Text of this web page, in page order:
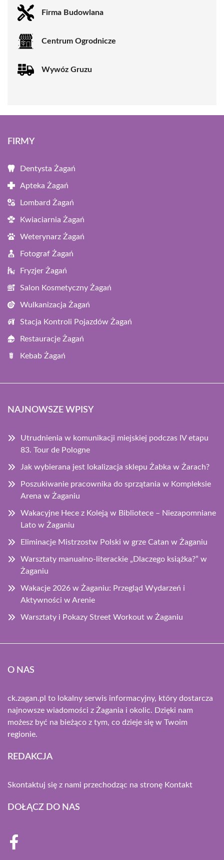
Firma Budowlana
Centrum Ogrodnicze
Wywóz Gruzu
FIRMY
Dentysta Żagań
Apteka Żagań
Lombard Żagań
Kwiaciarnia Żagań
Weterynarz Żagań
Fotograf Żagań
Fryzjer Żagań
Salon Kosmetyczny Żagań
Wulkanizacja Żagań
Stacja Kontroli Pojazdów Żagań
Restauracje Żagań
Kebab Żagań
NAJNOWSZE WPISY
Utrudnienia w komunikacji miejskiej podczas IV etapu
83. Tour de Pologne
Jak wybierana jest lokalizacja sklepu Żabka w Żarach?
Poszukiwanie pracownika do sprzątania w Kompleksie
Arena w Żaganiu
Wakacyjne Hece z Koleją w Bibliotece – Niezapomniane
Lato w Żaganiu
Eliminacje Mistrzostw Polski w grze Catan w Żaganiu
Warsztaty manualno-literackie „Dlaczego książka?” w
Żaganiu
Wakacje 2026 w Żaganiu: Przegląd Wydarzeń i
Aktywności w Arenie
Warsztaty i Pokazy Street Workout w Żaganiu
O NAS
ck.zagan.pl to lokalny serwis informacyjny, który dostarcza
najnowsze wiadomości z Żagania i okolic. Dzięki nam
możesz być na bieżąco z tym, co dzieje się w Twoim
regionie.
REDAKCJA
Skontaktuj się z nami przechodząc na stronę Kontakt
DOŁĄCZ DO NAS